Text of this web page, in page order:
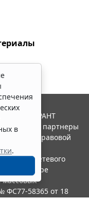
в
.
ГАРАНТ
и ее партнеры
правовой
сетевого
в сфере
ФС77-58365 от 18